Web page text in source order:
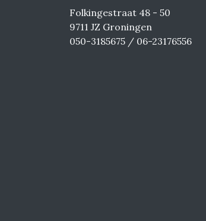
Folkingestraat 48 - 50
9711 JZ Groningen
050-3185675 / 06-23176556